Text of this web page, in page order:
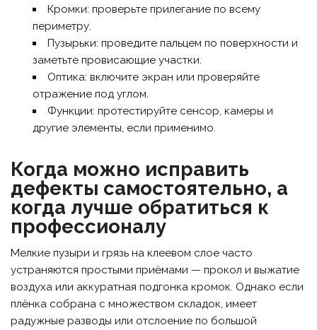
Кромки: проверьте прилегание по всему
периметру.
Пузырьки: проведите пальцем по поверхности и
заметьте провисающие участки.
Оптика: включите экран или проверяйте
отражение под углом.
Функции: протестируйте сенсор, камеры и
другие элементы, если применимо.
Когда можно исправить
дефекты самостоятельно, а
когда лучше обратиться к
профессионалу
Мелкие пузыри и грязь на клеевом слое часто
устраняются простыми приёмами — прокол и выжатие
воздуха или аккуратная подгонка кромок. Однако если
плёнка собрана с множеством складок, имеет
радужные разводы или отслоение по большой